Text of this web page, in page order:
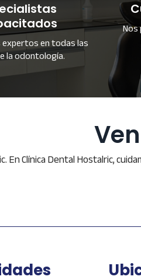
en todas las
la odontología.
Clínica Dental Hostalric,